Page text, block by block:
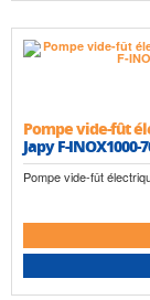
Pompe vide-fût
Japy F-INOX1000-
Pompe vide-fût